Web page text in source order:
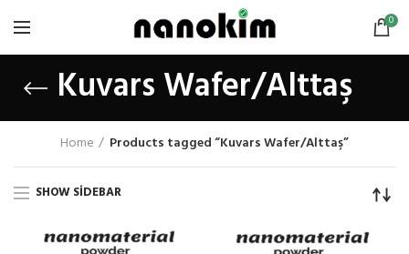
0
Kuvars Wafer/Alttaş
Home Products tagged “Kuvars Wafer/Alttaş”
SHOW SIDEBAR